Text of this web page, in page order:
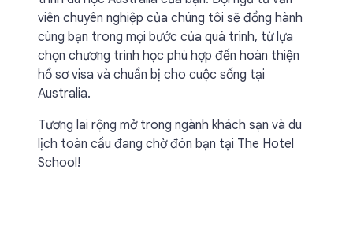
viên chuyên nghiệp của chúng tôi sẽ đồng hành
cùng bạn trong mọi bước của quá trình, từ lựa
chọn chương trình học phù hợp đến hoàn thiện
hồ sơ visa và chuẩn bị cho cuộc sống tại
Australia.
Tương lai rộng mở trong ngành khách sạn và du
lịch toàn cầu đang chờ đón bạn tại The Hotel
School!